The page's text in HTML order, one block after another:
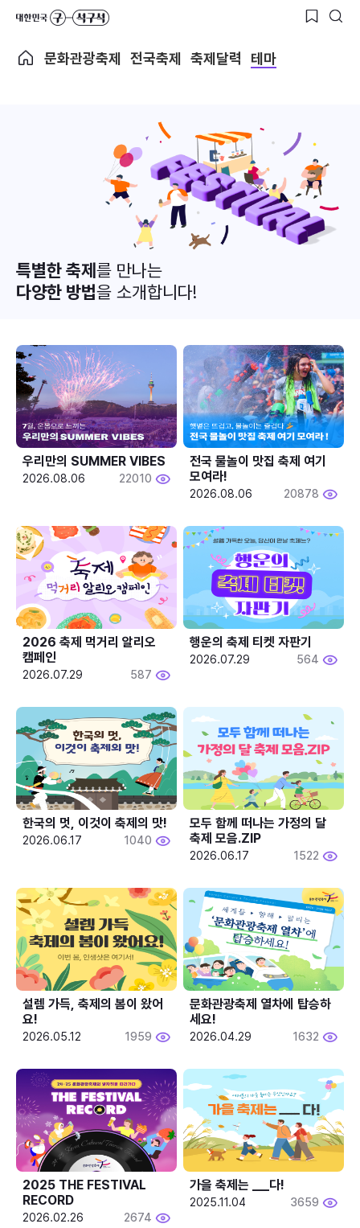
문화관광축제 전국축제 축제달력 테마
특별한 축제를 만나는
다양한 방법을 소개합니다!
우리만의 SUMMER VIBES
2026.08.06 22010
전국 물놀이 맛집 축제 여기
모여라!
2026.08.06 20878
2026 축제 먹거리 알리오
캠페인
2026.07.29 587
행운의 축제 티켓 자판기
2026.07.29 564
한국의 멋, 이것이 축제의 맛!
2026.06.17 1040
모두 함께 떠나는 가정의 달
축제 모음.ZIP
2026.06.17 1522
설렘 가득, 축제의 봄이 왔어
요!
2026.05.12 1959
문화관광축제 열차에 탑승하
세요!
2026.04.29 1632
2025 THE FESTIVAL
RECORD
2026.02.26 2674
2025.11.04 3659